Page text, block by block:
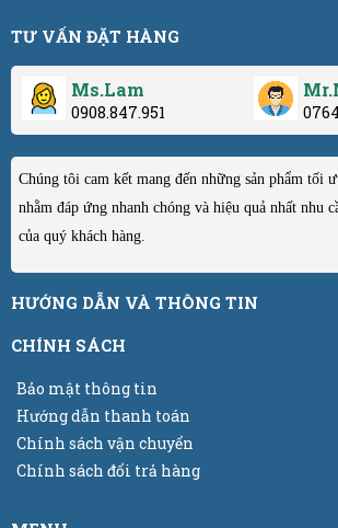
TƯ VẤN ĐẶT HÀNG
Ms.Lam
0908.847.951
Chúng tôi cam kết mang đến những sản phẩm tối
nhằm đáp ứng nhanh chóng và hiệu quả nhất nhu
của quý khách hàng.
HƯỚNG DẪN VÀ THÔNG TIN
CHÍNH SÁCH
Bảo mật thông tin
Hướng dẫn thanh toán
Chính sách vận chuyển
Chính sách đổi trả hàng